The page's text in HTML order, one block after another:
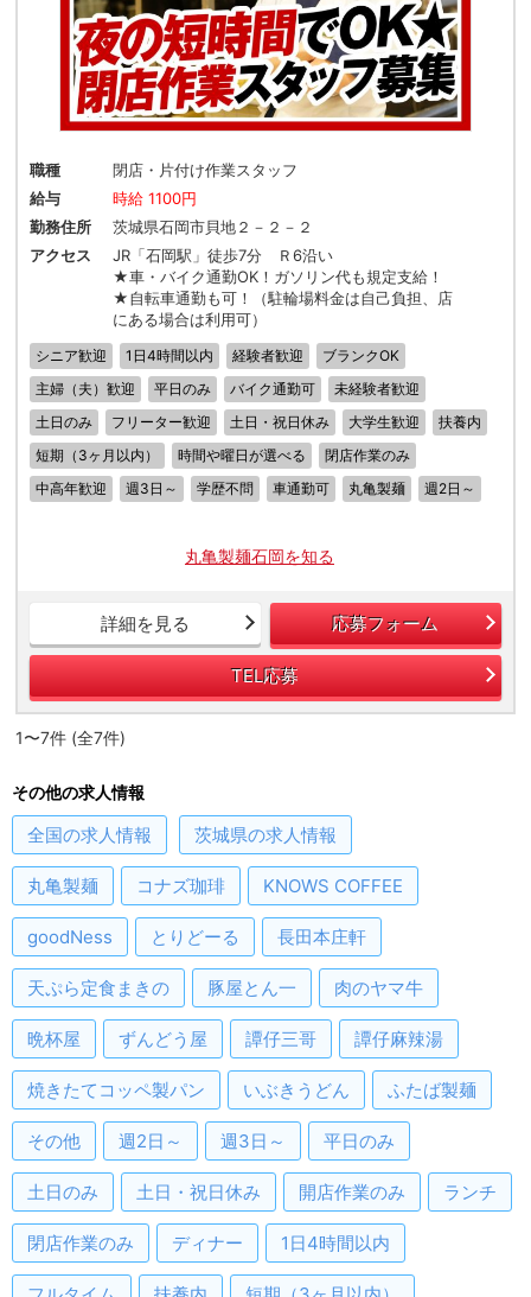
職種
閉店・片付け作業スタッフ
給与
時給 1100円
勤務住所
茨城県石岡市貝地２－２－２
アクセス
JR「石岡駅」徒歩7分 Ｒ6沿い
★車・バイク通勤OK！ガソリン代も規定支給！
★自転車通勤も可！（駐輪場料金は自己負担、店
にある場合は利用可）
シニア歓迎 1日4時間以内 経験者歓迎
ブランクOK
主婦（夫）歓迎
平日のみ バイク通勤可
未経験者歓迎
土日のみ
フリーター歓迎 土日・祝日休み 大学生歓迎
扶養内
短期（3ヶ月以内）
時間や曜日が選べる
閉店作業のみ
中高年歓迎
週3日～ 学歴不問 車通勤可 丸亀製麺 週2日～
丸亀製麺石岡を知る
詳細を見る 応募フォーム
TEL応募
1〜7件 (全7件)
その他の求人情報
全国の求人情報 茨城県の求人情報
丸亀製麺 コナズ珈琲 KNOWS COFFEE
goodNess とりどーる 長田本庄軒
天ぷら定食まきの 豚屋とん一 肉のヤマ牛
晩杯屋 ずんどう屋 譚仔三哥 譚仔麻辣湯
焼きたてコッペ製パン いぶきうどん ふたば製麺
その他 週2日～ 週3日～ 平日のみ
土日のみ 土日・祝日休み 開店作業のみ ランチ
閉店作業のみ ディナー 1日4時間以内